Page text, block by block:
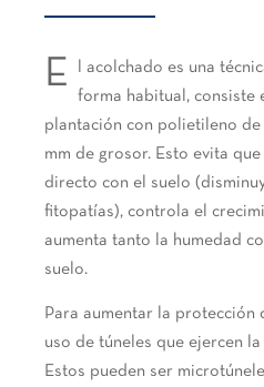
E
l acolchado es una
forma habitual, consiste
plantación con polietileno
mm de grosor. Esto evita
directo con el suelo
fitopatías), controla el
aumenta tanto la humedad
suelo.
Para aumentar la protección
uso de túneles que ejercen
Estos pueden ser